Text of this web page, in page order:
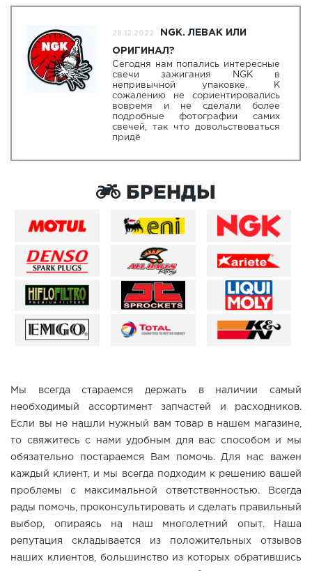
28.12.2022 NGK. ЛЕВАК ИЛИ
ОРИГИНАЛ?
Сегодня нам попались интересные
свечи зажигания NGK в
непривычной упаковке. К
сожалению не сориентировались
вовремя и не сделали более
подробные фотографии самих
свечей, так что довольствоваться
придё
БРЕНДЫ
Мы всегда стараемся держать в наличии самый
необходимый ассортимент запчастей и расходников.
Если вы не нашли нужный вам товар в нашем магазине,
то свяжитесь с нами удобным для вас способом и мы
обязательно постараемся Вам помочь. Для нас важен
каждый клиент, и мы всегда подходим к решению вашей
проблемы с максимальной ответственностью. Всегда
рады помочь, проконсультировать и сделать правильный
выбор, опираясь на наш многолетний опыт. Наша
репутация складывается из положительных отзывов
наших клиентов, большинство из которых обратившись